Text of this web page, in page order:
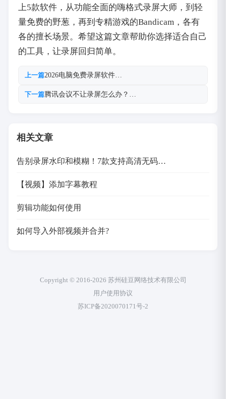
上5款软件，从功能全面的嗨格式录屏大师，到轻
量免费的野葱，再到专精游戏的Bandicam，各有
各的擅长场景。希望这篇文章帮助你选择适合自己
的工具，让录屏回归简单。
上一篇2026电脑免费录屏软件…
下一篇腾讯会议不让录屏怎么办？…
相关文章
告别录屏水印和模糊！7款支持高清无码…
【视频】添加字幕教程
剪辑功能如何使用
如何导入外部视频并合并?
Copyright © 2016-2026 苏州硅豆网络技术有限公司
用户使用协议
苏ICP备2020070171号-2